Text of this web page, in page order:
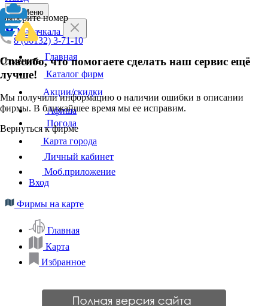
Выберите номер
8 (86132) 3-71-10
Отменить
Спасибо, что помогаете сделать наш сервис ещё
лучше!
Мы получили информацию о наличии ошибки в описании
фирмы. В ближайшее время мы ее исправим.
Вернуться к фирме
Меню
Махачкала
Главная
Каталог фирм
Акции/скидки
Афиша
Погода
Карта города
Личный кабинет
Моб.приложение
Вход
Фирмы на карте
Главная
Карта
Избранное